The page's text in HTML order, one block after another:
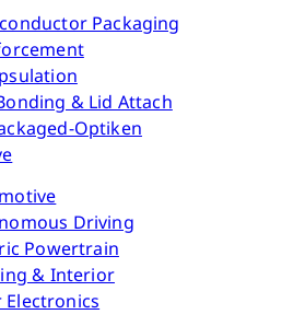
Packaging
& Lid Attach
Optiken
Driving
Powertrain
& Interior
Electronics